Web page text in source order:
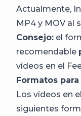
Actualmente,
MP4 y MOV al
Consejo: el
recomendable
vídeos en el
Formatos
Los vídeos en
siguientes